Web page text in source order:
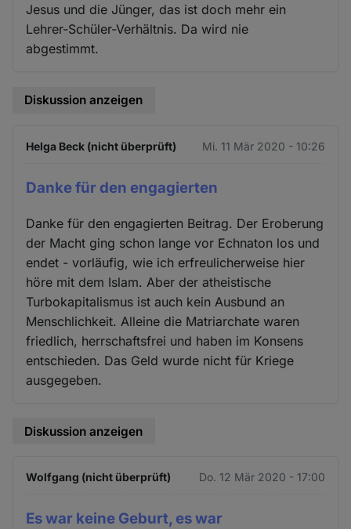
Jesus und die Jünger, das ist doch mehr ein
Lehrer-Schüler-Verhältnis. Da wird nie
abgestimmt.
Diskussion anzeigen
Helga Beck (nicht überprüft) Mi. 11 Mär 2020 - 10:26
Danke für den engagierten
Danke für den engagierten Beitrag. Der Eroberung
der Macht ging schon lange vor Echnaton los und
endet - vorläufig, wie ich erfreulicherweise hier
höre mit dem Islam. Aber der atheistische
Turbokapitalismus ist auch kein Ausbund an
Menschlichkeit. Alleine die Matriarchate waren
friedlich, herrschaftsfrei und haben im Konsens
entschieden. Das Geld wurde nicht für Kriege
ausgegeben.
Diskussion anzeigen
Wolfgang (nicht überprüft) Do. 12 Mär 2020 - 17:00
Es war keine Geburt, es war